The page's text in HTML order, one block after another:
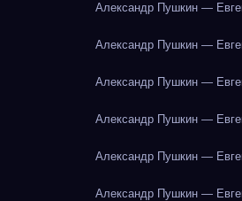
Александр Пушкин —
Александр Пушкин —
Александр Пушкин —
Александр Пушкин —
Александр Пушкин —
Александр Пушкин —